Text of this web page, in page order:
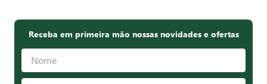
Receba em primeira mão nossas novidades e ofertas